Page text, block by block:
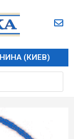
(КИЕВ)